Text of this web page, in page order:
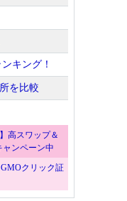
キング！
を比較
高スワップ＆
ンペーン中
クリック証